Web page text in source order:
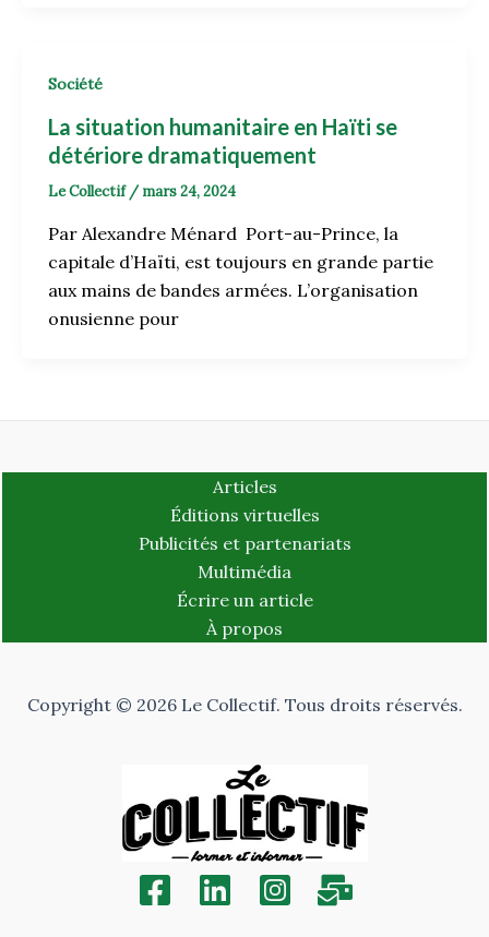
Société
La situation humanitaire en Haïti se
détériore dramatiquement
Le Collectif / mars 24, 2024
Par Alexandre Ménard Port-au-Prince, la
capitale d’Haïti, est toujours en grande partie
aux mains de bandes armées. L’organisation
onusienne pour
Articles
Éditions virtuelles
Publicités et partenariats
Multimédia
Écrire un article
À propos
Copyright © 2026 Le Collectif. Tous droits réservés.